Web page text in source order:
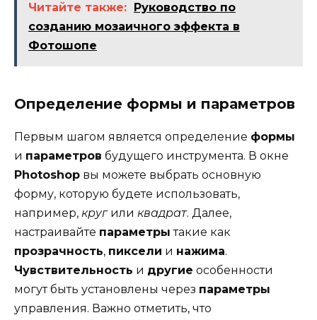
Читайте также:
Руководство по
созданию мозаичного эффекта в
Фотошопе
Определение формы и параметров
Первым шагом является определение формы
и параметров будущего инструмента. В окне
Photoshop вы можете выбрать основную
форму, которую будете использовать,
например, кругили квадрат. Далее,
настраивайте параметры такие как
прозрачность, пиксели и нажима.
Чувствительность и другие особенности
могут быть установлены через параметры
управления. Важно отметить, что